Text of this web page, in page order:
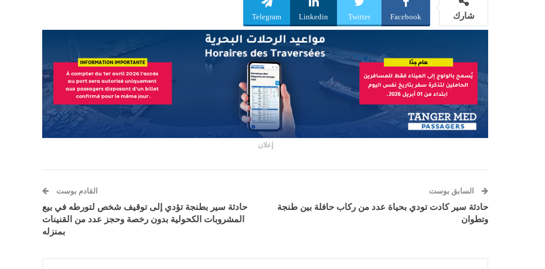
شارك Facebook
Twitter
Linkedin
Telegram
إعلان
السابق بوست
حادثة سير كادت تودي بحياة عدد من ركاب حافلة بين طنجة
وتطوان
القادم بوست
حادثة سير بطنجة تؤدي إلى توقيف شخص لتورطه في بيع
المشروبات الكحولية بدون رخصة وحجز عدد من القنينات
بمنزله